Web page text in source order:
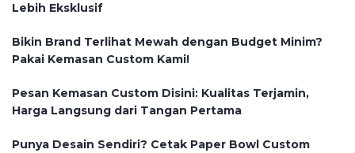
Lebih Eksklusif
Bikin Brand Terlihat Mewah dengan Budget Minim?
Pakai Kemasan Custom Kami!
Pesan Kemasan Custom Disini: Kualitas Terjamin,
Harga Langsung dari Tangan Pertama
Punya Desain Sendiri? Cetak Paper Bowl Custom